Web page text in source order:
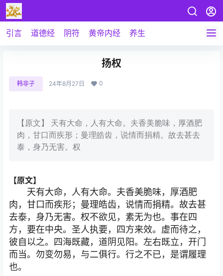
引言 道德经 阴符 黄帝内经 养生
扬权
韩非子 24年8月27日 0
【原文】 天有大命，人有大命。夫香美脆味，厚酒肥
肉，甘口而疾形；曼理皓齿，说情而捐精。故去甚去
泰，身乃无害。权
【原文】
天有大命，人有大命。夫香美脆味，厚酒肥
肉，甘口而疾形；曼理皓齿，说情而捐精。故去甚
去泰，身乃无害。权不欲见，素无为也。事在四
方，要在中央。圣人执要，四方来效。虚而待之，
彼自以之。四海既藏，道阴见阳。左右既立，开门
而当。勿变勿易，与二俱行。行之不已，是谓履理
也。